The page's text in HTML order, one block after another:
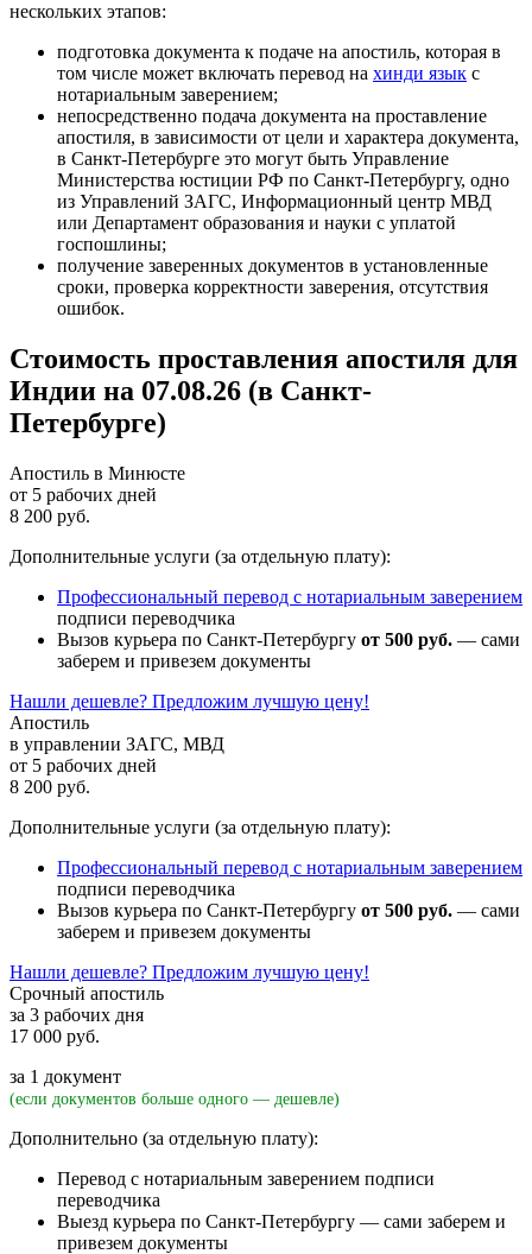
нескольких этапов:
подготовка документа к подаче на апостиль, которая в
том числе может включать перевод на хинди язык с
нотариальным заверением;
непосредственно подача документа на проставление
апостиля, в зависимости от цели и характера документа,
в Санкт-Петербурге это могут быть Управление
Министерства юстиции РФ по Санкт-Петербургу, одно
из Управлений ЗАГС, Информационный центр МВД
или Департамент образования и науки с уплатой
госпошлины;
получение заверенных документов в установленные
сроки, проверка корректности заверения, отсутствия
ошибок.
Стоимость проставления апостиля для
Индии на 07.08.26 (в Санкт-
Петербурге)
Апостиль в Минюсте
от 5 рабочих дней
8 200 руб.
Дополнительные услуги (за отдельную плату):
Профессиональный перевод с нотариальным заверением
подписи переводчика
Вызов курьера по Санкт-Петербургу от 500 руб. — сами
заберем и привезем документы
Нашли дешевле? Предложим лучшую цену!
Апостиль
в управлении ЗАГС, МВД
от 5 рабочих дней
8 200 руб.
Дополнительные услуги (за отдельную плату):
Профессиональный перевод с нотариальным заверением
подписи переводчика
Вызов курьера по Санкт-Петербургу от 500 руб. — сами
заберем и привезем документы
Нашли дешевле? Предложим лучшую цену!
Срочный апостиль
за 3 рабочих дня
17 000 руб.
за 1 документ
(если документов больше одного — дешевле)
Дополнительно (за отдельную плату):
Перевод с нотариальным заверением подписи
переводчика
Выезд курьера по Санкт-Петербургу — сами заберем и
привезем документы